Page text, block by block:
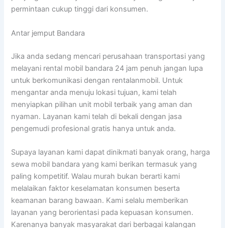
permintaan cukup tinggi dari konsumen.
Antar jemput Bandara
Jika anda sedang mencari perusahaan transportasi yang
melayani rental mobil bandara 24 jam penuh jangan lupa
untuk berkomunikasi dengan rentalanmobil. Untuk
mengantar anda menuju lokasi tujuan, kami telah
menyiapkan pilihan unit mobil terbaik yang aman dan
nyaman. Layanan kami telah di bekali dengan jasa
pengemudi profesional gratis hanya untuk anda.
Supaya layanan kami dapat dinikmati banyak orang, harga
sewa mobil bandara yang kami berikan termasuk yang
paling kompetitif. Walau murah bukan berarti kami
melalaikan faktor keselamatan konsumen beserta
keamanan barang bawaan. Kami selalu memberikan
layanan yang berorientasi pada kepuasan konsumen.
Karenanya banyak masyarakat dari berbagai kalangan